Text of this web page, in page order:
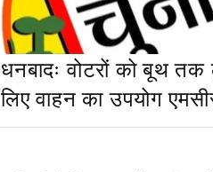
धनबादः वोटरों को बूथ
लिए वाहन का उपयोग
उल्लंघनः SDO